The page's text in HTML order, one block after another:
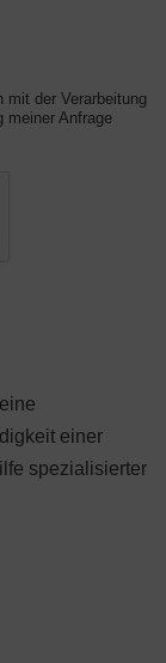
mit der Verarbeitung
meiner Anfrage
einer
spezialisierter